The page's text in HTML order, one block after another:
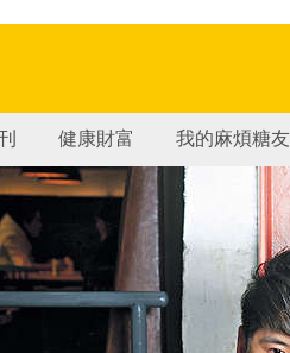
健康財富 我的麻煩糖友